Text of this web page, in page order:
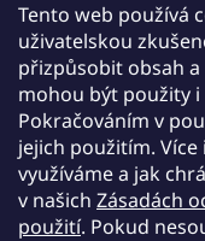
Tento web používá
uživatelskou
přizpůsobit obsah
mohou být použity
Pokračováním v
jejich použitím.
využíváme a jak
v našich Zásadách
použití. Pokud
Společnost zapsána v